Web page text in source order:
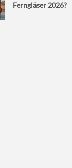
Ferngläser 2026?